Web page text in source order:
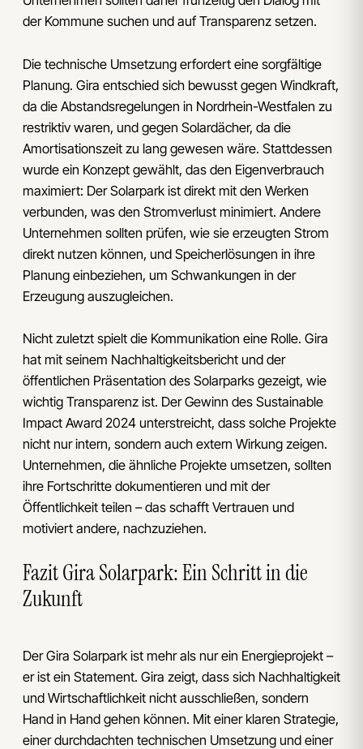
der Kommune suchen und auf Transparenz setzen.
Die technische Umsetzung erfordert eine sorgfältige
Planung. Gira entschied sich bewusst gegen Windkraft,
da die Abstandsregelungen in Nordrhein-Westfalen zu
restriktiv waren, und gegen Solardächer, da die
Amortisationszeit zu lang gewesen wäre. Stattdessen
wurde ein Konzept gewählt, das den Eigenverbrauch
maximiert: Der Solarpark ist direkt mit den Werken
verbunden, was den Stromverlust minimiert. Andere
Unternehmen sollten prüfen, wie sie erzeugten Strom
direkt nutzen können, und Speicherlösungen in ihre
Planung einbeziehen, um Schwankungen in der
Erzeugung auszugleichen.
Nicht zuletzt spielt die Kommunikation eine Rolle. Gira
hat mit seinem Nachhaltigkeitsbericht und der
öffentlichen Präsentation des Solarparks gezeigt, wie
wichtig Transparenz ist. Der Gewinn des Sustainable
Impact Award 2024 unterstreicht, dass solche Projekte
nicht nur intern, sondern auch extern Wirkung zeigen.
Unternehmen, die ähnliche Projekte umsetzen, sollten
ihre Fortschritte dokumentieren und mit der
Öffentlichkeit teilen – das schafft Vertrauen und
motiviert andere, nachzuziehen.
Fazit Gira Solarpark: Ein Schritt in die
Zukunft
Der Gira Solarpark ist mehr als nur ein Energieprojekt –
er ist ein Statement. Gira zeigt, dass sich Nachhaltigkeit
und Wirtschaftlichkeit nicht ausschließen, sondern
Hand in Hand gehen können. Mit einer klaren Strategie,
einer durchdachten technischen Umsetzung und einer